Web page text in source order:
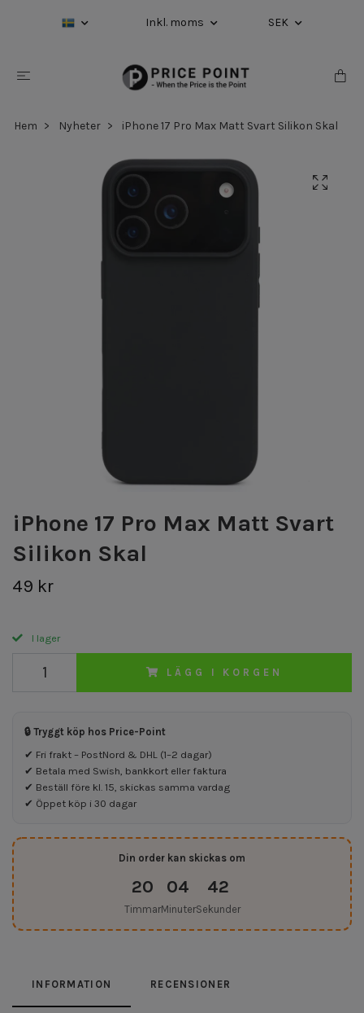
Inkl. moms SEK
Hem Nyheter iPhone 17 Pro Max Matt Svart Silikon Skal
iPhone 17 Pro Max Matt Svart
Silikon Skal
49 kr
I lager
LÄGG I KORGEN
🔒 Tryggt köp hos Price-Point
✔ Fri frakt – PostNord & DHL (1–2 dagar)
✔ Betala med Swish, bankkort eller faktura
✔ Beställ före kl. 15, skickas samma vardag
✔ Öppet köp i 30 dagar
Din order kan skickas om
20
Timmar
04
Minuter
42
Sekunder
INFORMATION RECENSIONER